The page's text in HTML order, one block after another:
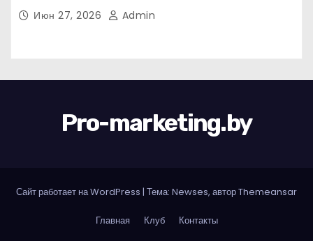
Июн 27, 2026 Admin
Pro-marketing.by
Сайт работает на WordPress | Тема: Newses, авторThemeansar
Главная Клуб Контакты